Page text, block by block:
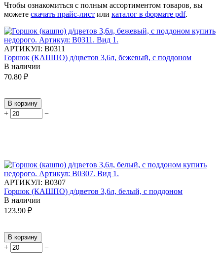
Чтобы ознакомиться с полным ассортиментом товаров, вы
можете скачать прайс-лист или каталог в формате pdf.
АРТИКУЛ: В0311
Горшок (КАШПО) д/цветов 3,6л, бежевый, с поддоном
В наличии
70.80 ₽
В корзину
+ −
АРТИКУЛ: В0307
Горшок (КАШПО) д/цветов 3,6л, белый, с поддоном
В наличии
123.90 ₽
В корзину
+ −